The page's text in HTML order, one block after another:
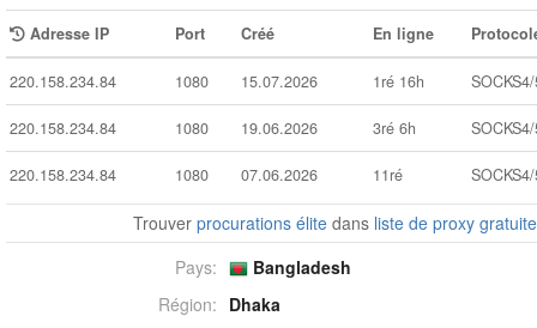
Adresse IP Port Créé En ligne
220.158.234.84 1080 15.07.2026 1ré 16h
220.158.234.84 1080 19.06.2026 3ré 6h
220.158.234.84 1080 07.06.2026 11ré
Trouverprocurations élite dans liste de proxy gratuite
Pays:
Bangladesh
Région: Dhaka